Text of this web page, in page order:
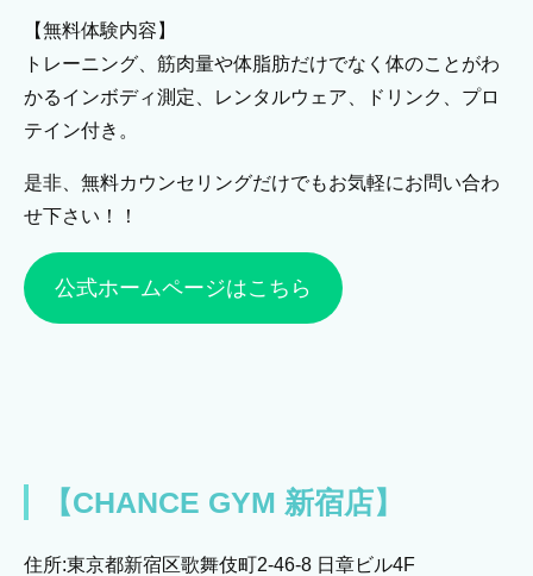
【無料体験内容】
トレーニング、筋肉量や体脂肪だけでなく体のことがわ
かるインボディ測定、レンタルウェア、ドリンク、プロ
テイン付き。
是非、無料カウンセリングだけでもお気軽にお問い合わ
せ下さい！！
公式ホームページはこちら
【CHANCE GYM 新宿店】
住所:東京都新宿区歌舞伎町2-46-8 日章ビル4F